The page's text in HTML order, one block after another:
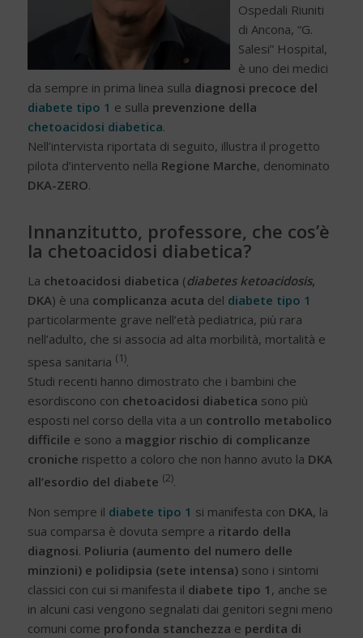
Ospedali Riuniti
di Ancona, “G.
Salesi” Hospital,
è uno dei medici
da sempre in prima linea sulla diagnosi precoce del
diabete tipo 1 e sulla prevenzione della
chetoacidosi diabetica.
Nell’intervista riportata di seguito, illustra il progetto
pilota d’intervento nella Regione Marche, denominato
DKA-ZERO.
Innanzitutto, professore, che cos’è
la chetoacidosi diabetica?
La chetoacidosi diabetica (diabetes ketoacidosis,
DKA) è una complicanza acuta del diabete tipo 1
particolarmente grave nell’età pediatrica, più rara
nell’adulto, che si associa ad alta morbilità, mortalità e
spesa sanitaria (1).
Studi recenti hanno dimostrato che i bambini che
esordiscono con chetoacidosi diabetica sono più
esposti nel corso della vita a un controllo metabolico
difficile e sono a maggior rischio di complicanze
croniche rispetto a coloro che non hanno avuto la DKA
all’esordio del diabete (2).
Non sempre il diabete tipo 1 si manifesta con DKA, la
sua comparsa è dovuta sempre a ritardo della
diagnosi. Poliuria (aumento del numero delle
minzioni) e polidipsia (sete intensa)sono i sintomi
classici con cui si manifesta il diabete tipo 1 , anche se
in alcuni casi vengono segnalati dai genitori segni meno
comuni come profonda stanchezza e perdita di